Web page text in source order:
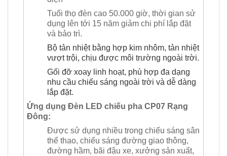
Tuổi thọ đèn cao 50.000 giờ, thời gian sử
dụng lên tới 15 năm giảm chi phí lắp đặt
và bảo trì.
Bộ tản nhiệt bằng hợp kim nhôm, tản nhiệt
vượt trội, chịu được môi trường ngoài trời.
Gối đỡ xoay linh hoạt, phù hợp đa dạng
nhu cầu chiếu sáng ngoài trời và dễ dàng
lắp đặt.
Ứng dụng Đèn LED chiếu pha CP07 Rạng
Đông:
Được sử dụng nhiều trong chiếu sáng sân
thể thao, chiếu sáng đường giao thông,
đường hầm, bãi đậu xe, xưởng sản xuất,